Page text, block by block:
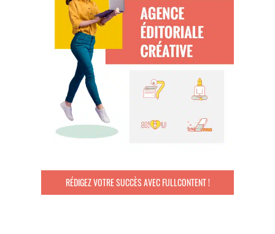
RÉDIGEZ VOTRE SUCCÈS AVEC FULLCONTENT !